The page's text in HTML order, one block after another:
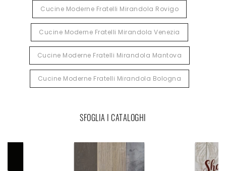
Cucine Moderne Fratelli Mirandola Rovigo
Cucine Moderne Fratelli Mirandola Venezia
Cucine Moderne Fratelli Mirandola Mantova
Cucine Moderne Fratelli Mirandola Bologna
SFOGLIA I CATALOGHI